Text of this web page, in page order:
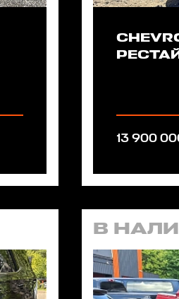
13 900
В